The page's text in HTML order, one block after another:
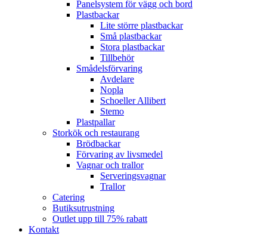
Panelsystem för vägg och bord
Plastbackar
Lite större plastbackar
Små plastbackar
Stora plastbackar
Tillbehör
Smådelsförvaring
Avdelare
Nopla
Schoeller Allibert
Stemo
Plastpallar
Storkök och restaurang
Brödbackar
Förvaring av livsmedel
Vagnar och trallor
Serveringsvagnar
Trallor
Catering
Butiksutrustning
Outlet upp till 75% rabatt
Kontakt